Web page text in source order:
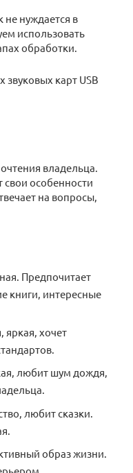
не нуждается в
использовать
обработки.
карт USB
владельца.
особенности
на вопросы,
Предпочитает
книги, интересные
хочет
любит шум дождя,
любит сказки.
образ жизни.